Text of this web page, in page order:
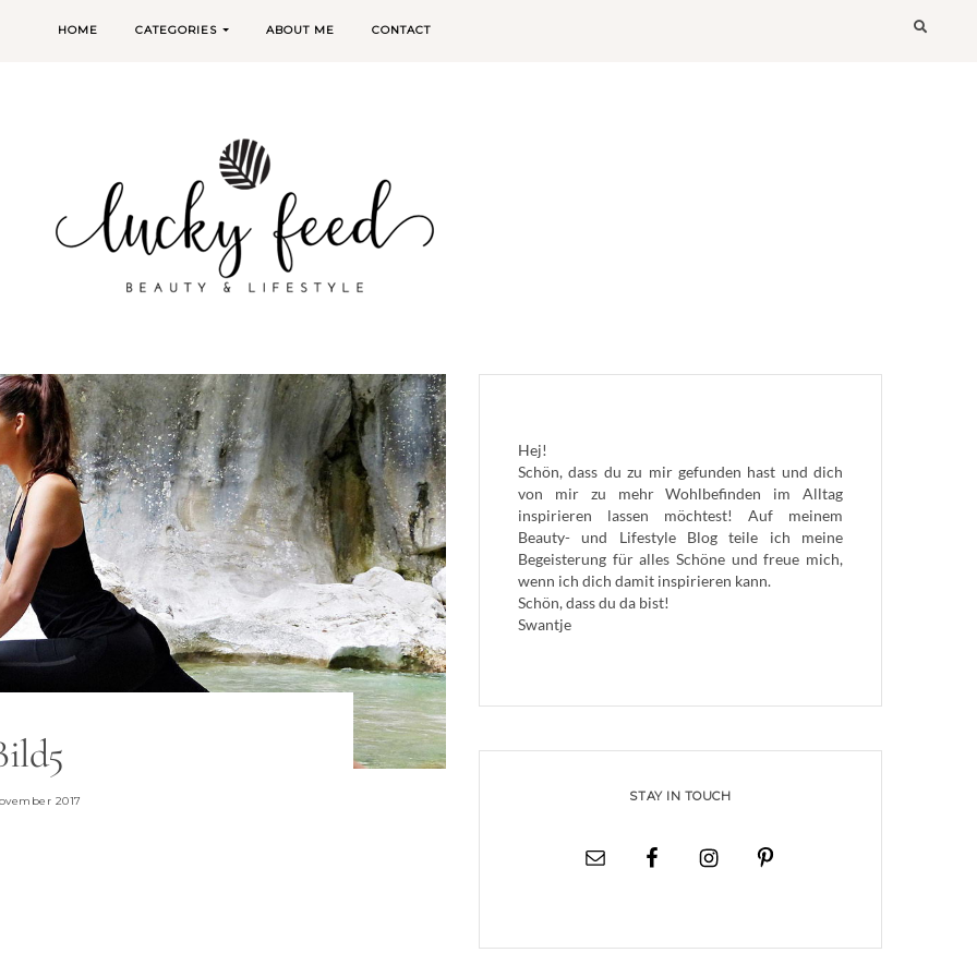
HOME CATEGORIES ABOUT ME CONTACT
2017
Hej!
Schön, dass du zu mir gefunden hast und dich
von mir zu mehr Wohlbefinden im Alltag
inspirieren lassen möchtest! Auf meinem
Beauty- und Lifestyle Blog teile ich meine
Begeisterung für alles Schöne und freue mich,
wenn ich dich damit inspirieren kann.
Schön, dass du da bist!
Swantje
STAY IN TOUCH